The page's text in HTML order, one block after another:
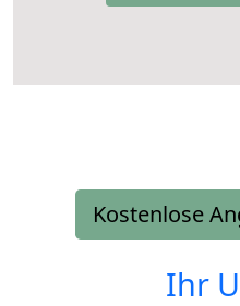
Kostenlose
Ihr